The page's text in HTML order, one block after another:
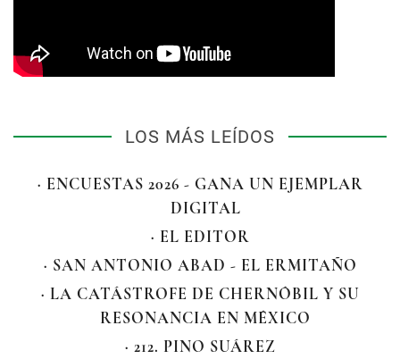
LOS MÁS LEÍDOS
· ENCUESTAS 2026 - GANA UN EJEMPLAR
DIGITAL
· EL EDITOR
· SAN ANTONIO ABAD - EL ERMITAÑO
· LA CATÁSTROFE DE CHERNÓBIL Y SU
RESONANCIA EN MÉXICO
· 212. PINO SUÁREZ